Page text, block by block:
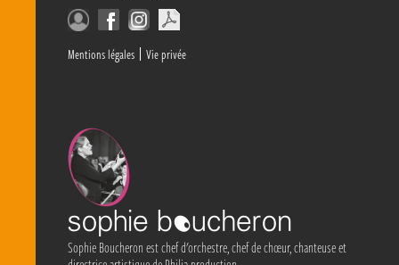
Sophie Boucheron est chef d'orchestre, chef de chœur, chanteuse et
Aller
Mentions légales Vie privée